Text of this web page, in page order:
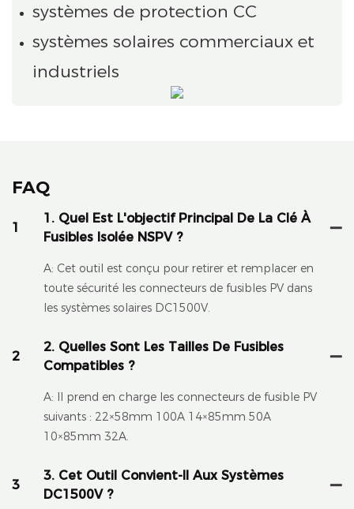
systèmes de protection CC
systèmes solaires commerciaux et
industriels
FAQ
1
1. Quel Est L'objectif Principal De La Clé À
Fusibles Isolée NSPV ?
A: Cet outil est conçu pour retirer et remplacer en
toute sécurité les connecteurs de fusibles PV dans
les systèmes solaires DC1500V.
2
2. Quelles Sont Les Tailles De Fusibles
Compatibles ?
A: Il prend en charge les connecteurs de fusible PV
suivants : 22×58mm 100A 14×85mm 50A
10×85mm 32A.
3
3. Cet Outil Convient-Il Aux Systèmes
DC1500V ?